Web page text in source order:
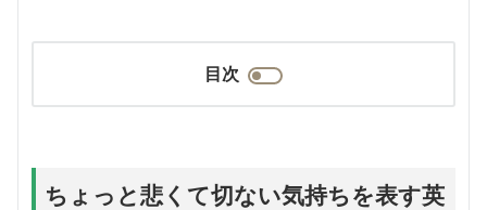
目次
ちょっと悲くて切ない気持ちを表す英